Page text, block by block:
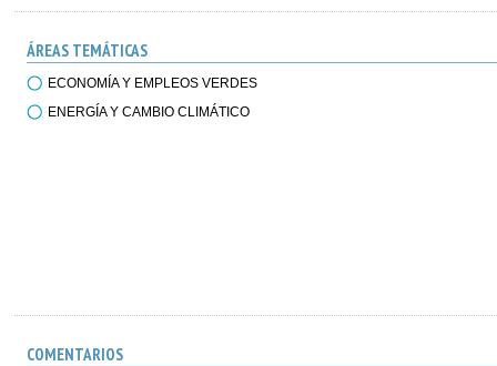
ÁREAS TEMÁTICAS
ECONOMÍA Y EMPLEOS VERDES
ENERGÍA Y CAMBIO CLIMÁTICO
COMENTARIOS